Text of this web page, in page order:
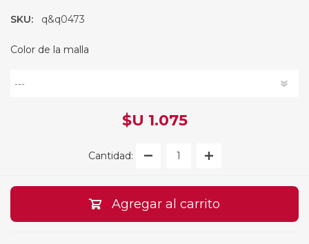
SKU: q&q0473
Color de la malla
$U 1.075
Cantidad:
Agregar al carrito